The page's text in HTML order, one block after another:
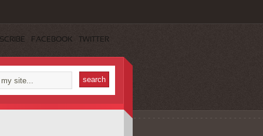
FACEBOOK TWITTER